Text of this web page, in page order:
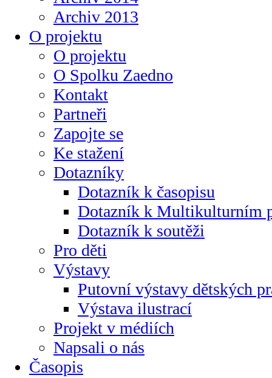
Archiv 2013
O projektu
O projektu
O Spolku Zaedno
Kontakt
Partneři
Zapojte se
Ke stažení
Dotazníky
Dotazník k časopisu
Dotazník k Multikulturním
Dotazník k soutěži
Pro děti
Výstavy
Putovní výstavy dětských
Výstava ilustrací
Projekt v médiích
Napsali o nás
Časopis